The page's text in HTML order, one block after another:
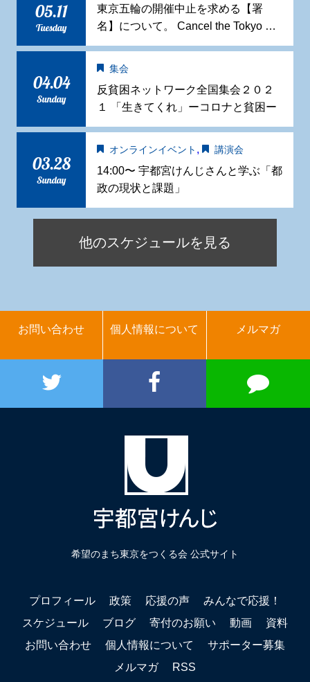
05.11
Tuesday
東京五輪の開催中止を求める【署
名】について。 Cancel the Tokyo …
04.04
Sunday
集会
反貧困ネットワーク全国集会２０２
１ 「生きてくれ」ーコロナと貧困ー
03.28
Sunday
オンラインイベント , 講演会
14:00〜 宇都宮けんじさんと学ぶ「都
政の現状と課題」
他のスケジュールを見る
お問い合わせ 個人情報について メルマガ
希望のまち東京をつくる会 公式サイト
プロフィール 政策 応援の声
みんなで応援！
スケジュール
ブログ 寄付のお願い 動画
資料
お問い合わせ
個人情報について
サポーター募集
メルマガ
RSS